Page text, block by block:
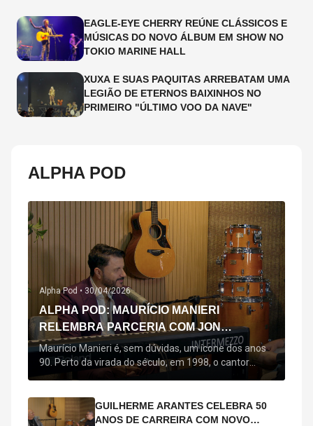
EAGLE-EYE CHERRY REÚNE CLÁSSICOS E
MÚSICAS DO NOVO ÁLBUM EM SHOW NO
TOKIO MARINE HALL
XUXA E SUAS PAQUITAS ARREBATAM UMA
LEGIÃO DE ETERNOS BAIXINHOS NO
PRIMEIRO "ÚLTIMO VOO DA NAVE"
ALPHA POD
Alpha Pod • 30/04/2026
ALPHA POD: MAURÍCIO MANIERI
RELEMBRA PARCERIA COM JON
SECADA, ORIGEM DE "BEM QUERER" E
MAIS
Maurício Manieri é, sem dúvidas, um ícone dos anos
90. Perto da virada do século, em 1998, o cantor
estreou oficialmente com o seu primeiro disco, "A
acompanham até hoje, quase trinta anos mais tarde:
"Bem Querer" e "Minha Menina". Em 2026, o astro
GUILHERME ARANTES CELEBRA 50
ANOS DE CARREIRA COM NOVO